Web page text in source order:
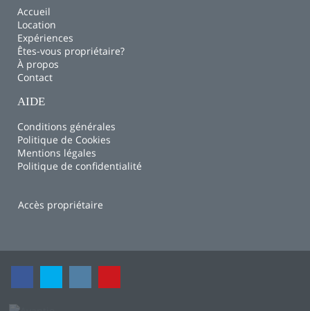
Accueil
Location
Expériences
Êtes-vous propriétaire?
À propos
Contact
AIDE
Conditions générales
Politique de Cookies
Mentions légales
Politique de confidentialité
Accès propriétaire